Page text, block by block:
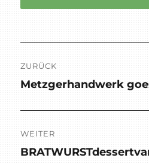
ZURÜCK
Vorheriger
Metzgerhandwerk
WEITER
Nächster